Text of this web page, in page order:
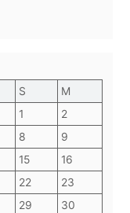
S
M
1
2
8
9
15
16
22
23
29
30